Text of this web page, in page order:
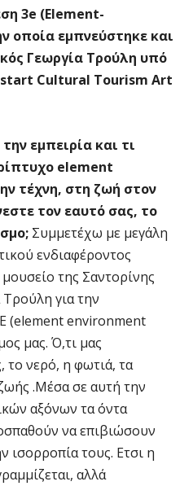
3e (Element-
οποία εμπνεύστηκε και
Γεωργία Τρούλη υπό
Cultural Tourism Art
εμπειρία και τι
element
τέχνη, στη ζωή στον
τον εαυτό σας, το
Συμμετέχω με μεγάλη
ενδιαφέροντος
της Σαντορίνης
για την
(element environment
μας. Ό,τι μας
το νερό, η φωτιά, τα
.Μέσα σε αυτή την
αξόνων τα όντα
να επιβιώσουν
ισορροπία τους. Ετσι η
αλλά